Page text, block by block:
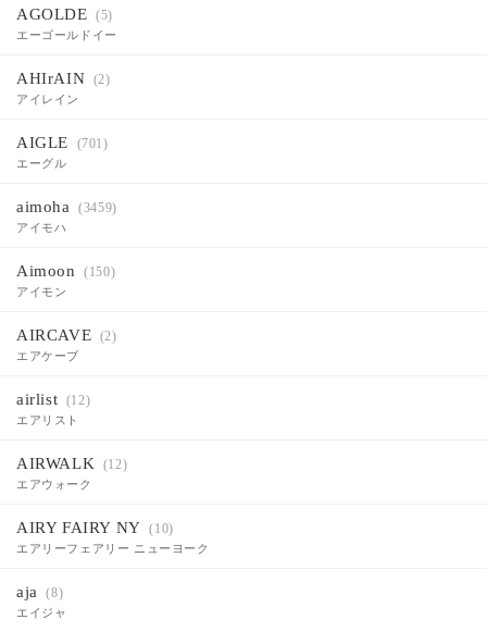
AGOLDE (5)
エーゴールドイー
AHIrAIN (2)
アイレイン
AIGLE (701)
エーグル
aimoha (3459)
アイモハ
Aimoon (150)
アイモン
AIRCAVE (2)
エアケーブ
airlist (12)
エアリスト
AIRWALK (12)
エアウォーク
AIRY FAIRY NY (10)
エアリーフェアリー ニューヨーク
aja (8)
エイジャ